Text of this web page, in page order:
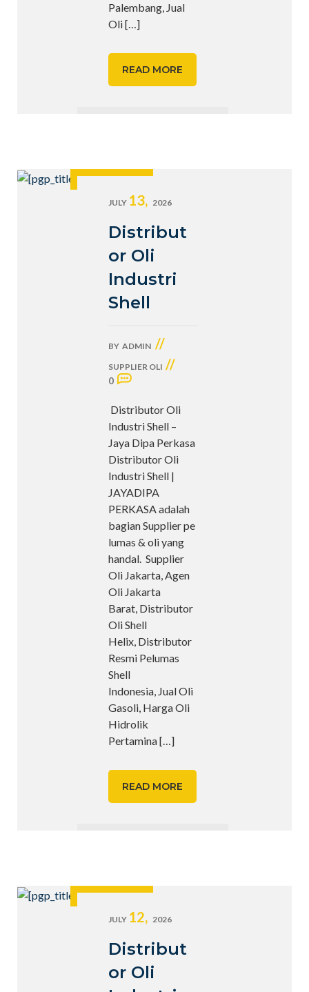
Palembang, Jual
Oli[…]
READ MORE
JULY 13, 2026
Distribut
or Oli
Industri
Shell
BY ADMIN //
SUPPLIER OLI //
0
Distributor Oli
Industri Shell –
Jaya Dipa Perkasa
Distributor Oli
Industri Shell |
JAYADIPA
PERKASA adalah
bagian Supplier pe
lumas & oli yang
handal. Supplier
Oli Jakarta, Agen
Oli Jakarta
Barat, Distributor
Oli Shell
Helix, Distributor
Resmi Pelumas
Shell
Indonesia, Jual Oli
Gasoli, Harga Oli
Hidrolik
Pertamina[…]
READ MORE
JULY 12, 2026
Distribut
or Oli